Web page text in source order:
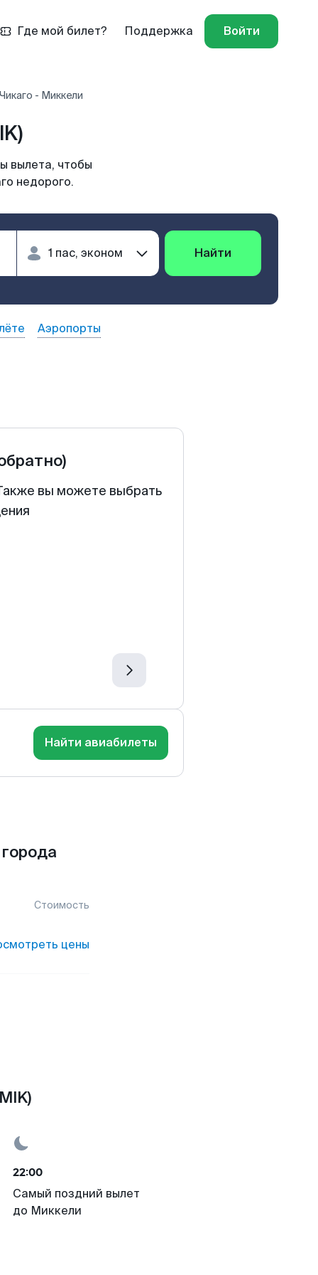
Где мой билет? Поддержка Войти
- Миккели
вылета, чтобы
недорого.
Найти
Аэропорты
вы можете выбрать
Найти авиабилеты
Стоимость
цены
22:00
Самый поздний вылет
до Миккели